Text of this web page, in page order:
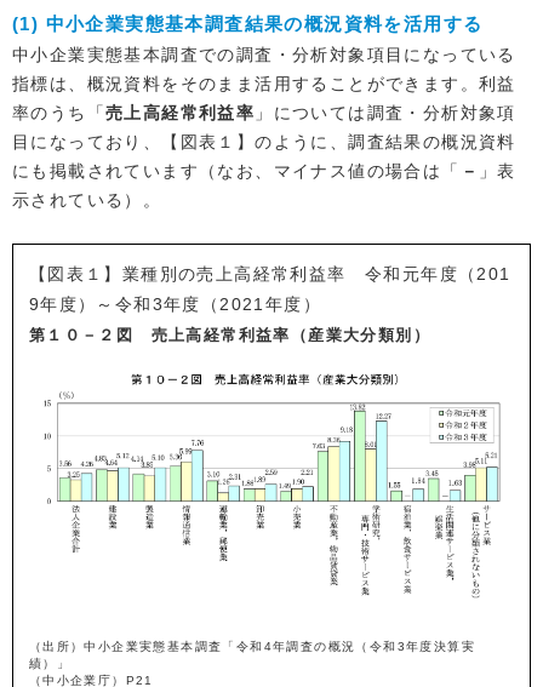
(1) 中小企業実態基本調査結果の概況資料を活用する
中小企業実態基本調査での調査・分析対象項目になっている
指標は、概況資料をそのまま活用することができます。利益
率のうち「売上高経常利益率 」については調査・分析対象項
目になっており、【図表１】のように、調査結果の概況資料
にも掲載されています（なお、マイナス値の場合は「 － 」表
示されている）。
【図表１】業種別の売上高経常利益率 令和元年度（201
9年度）～令和3年度（2021年度）
第１０－２図 売上高経常利益率（産業大分類別）
（出所）中小企業実態基本調査「令和4年調査の概況（令和3年度決算実
績）」
（中小企業庁）P21